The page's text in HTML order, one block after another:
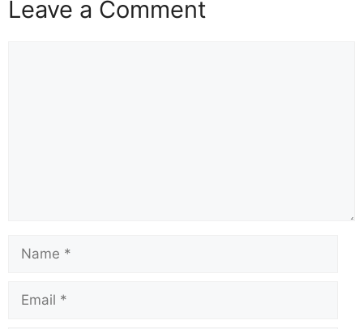
Leave a Comment